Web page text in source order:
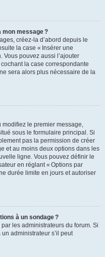
mon message ?
créez-la d’abord depuis le
la case « Insérer une
Vous pouvez aussi l’ajouter
la case correspondante
sera alors plus nécessaire de la
le premier message,
sous le formulaire principal. Si
pas la permission de créer
et au moins deux options dans les
ligne. Vous pouvez définir le
en réglant « Options par
durée limite en jours et autoriser
à un sondage ?
les administrateurs du forum. Si
administrateur s’il peut